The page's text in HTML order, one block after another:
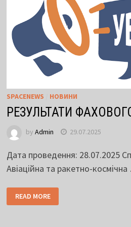
SPACENEWS НОВИНИ
РЕЗУЛЬТАТИ
by Admin 29.07.2025
Дата проведення: 28.07.2025
Авіаційна та ракетно-
READ MORE